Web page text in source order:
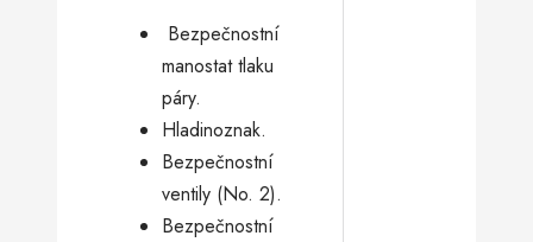
­ Bezpečnostní
manostat tlaku
páry.
Hladinoznak.
Bezpečnostní
ventily (No. 2).
Bezpečnostní